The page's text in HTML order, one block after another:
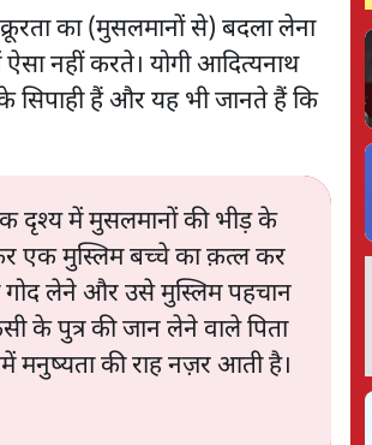
का (मुसलमानों से) बदला लेना
नहीं करते। योगी आदित्यनाथ
सिपाही हैं और यह भी जानते हैं कि
दृश्य में मुसलमानों की भीड़ के
एक मुस्लिम बच्चे का क़त्ल कर
गोद लेने और उसे मुस्लिम पहचान
के पुत्र की जान लेने वाले पिता
की राह नज़र आती है।